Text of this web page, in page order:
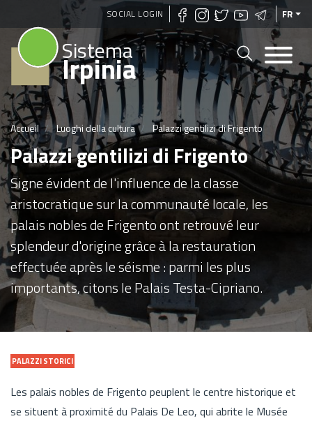
Aller
au
contenu
principal
SOCIAL LOGIN FR
Sistema
Irpinia
Accueil Luoghi della cultura Palazzi gentilizi di Frigento
Palazzi gentilizi di Frigento
Signe évident de l'influence de la classe
aristocratique sur la communauté locale, les
palais nobles de Frigento ont retrouvé leur
splendeur d'origine grâce à la restauration
effectuée après le séisme : parmi les plus
importants, citons le Palais Testa-Cipriano.
PALAZZI STORICI
Les palais nobles de Frigento peuplent le centre historique et
se situent à proximité du Palais De Leo, qui abrite le Musée